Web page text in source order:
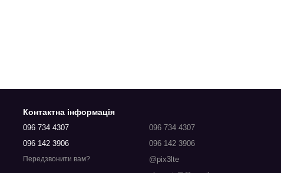
Контактна інформація
096 734 4307
096 142 3906
Передзвонити вам?
096 734 4307
096 142 3906
@pix3lte